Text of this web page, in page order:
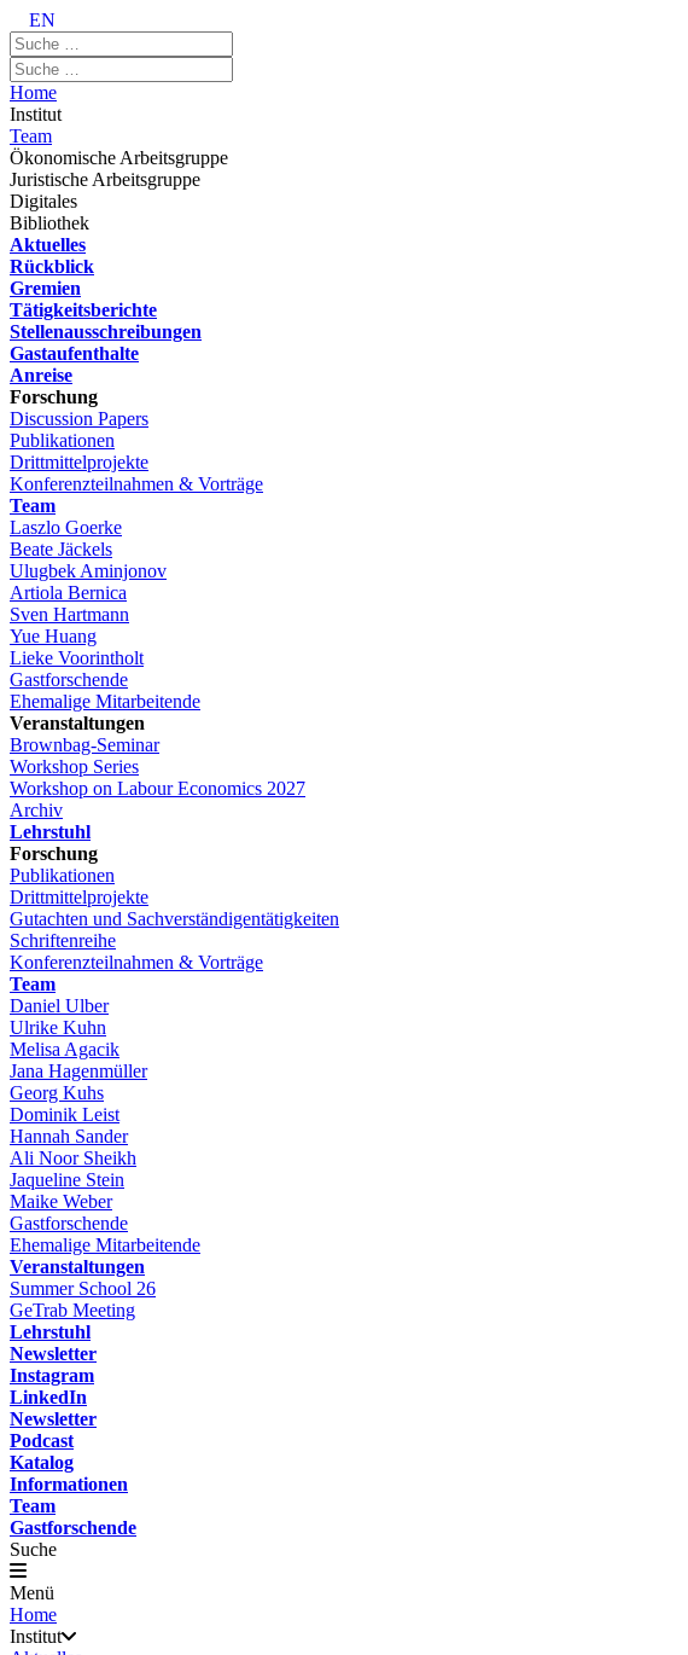
EN
Home
Institut
Team
Ökonomische Arbeitsgruppe
Juristische Arbeitsgruppe
Digitales
Bibliothek
Aktuelles
Rückblick
Gremien
Tätigkeitsberichte
Stellenausschreibungen
Gastaufenthalte
Anreise
Forschung
Discussion Papers
Publikationen
Drittmittelprojekte
Konferenzteilnahmen & Vorträge
Team
Laszlo Goerke
Beate Jäckels
Ulugbek Aminjonov
Artiola Bernica
Sven Hartmann
Yue Huang
Lieke Voorintholt
Gastforschende
Ehemalige Mitarbeitende
Veranstaltungen
Brownbag-Seminar
Workshop Series
Workshop on Labour Economics 2027
Archiv
Lehrstuhl
Forschung
Publikationen
Drittmittelprojekte
Gutachten und Sachverständigentätigkeiten
Schriftenreihe
Konferenzteilnahmen & Vorträge
Team
Daniel Ulber
Ulrike Kuhn
Melisa Agacik
Jana Hagenmüller
Georg Kuhs
Dominik Leist
Hannah Sander
Ali Noor Sheikh
Jaqueline Stein
Maike Weber
Gastforschende
Ehemalige Mitarbeitende
Veranstaltungen
Summer School 26
GeTrab Meeting
Lehrstuhl
Newsletter
Instagram
LinkedIn
Newsletter
Podcast
Katalog
Informationen
Team
Gastforschende
Suche
Menü
Home
Institut